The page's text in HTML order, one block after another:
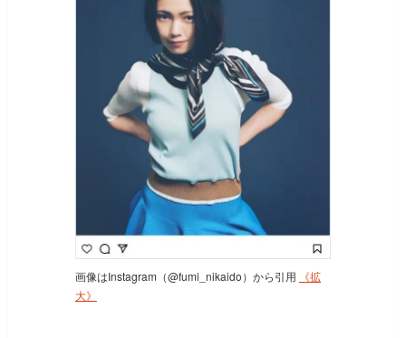
画像はInstagram（@fumi_nikaido）から引用
《拡
大》